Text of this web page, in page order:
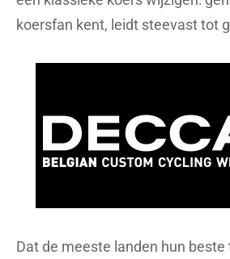
koersfan kent, leidt steevast tot
Dat de meeste landen hun